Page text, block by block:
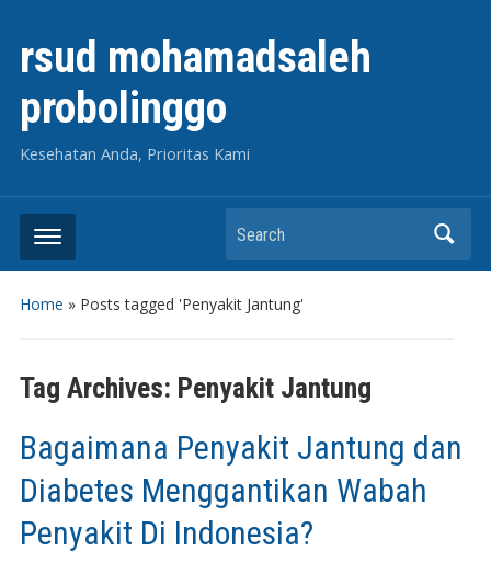
rsud mohamadsaleh
probolinggo
Kesehatan Anda, Prioritas Kami
Search
Home » Posts tagged 'Penyakit Jantung'
Tag Archives: Penyakit Jantung
Bagaimana Penyakit Jantung dan
Diabetes Menggantikan Wabah
Penyakit Di Indonesia?